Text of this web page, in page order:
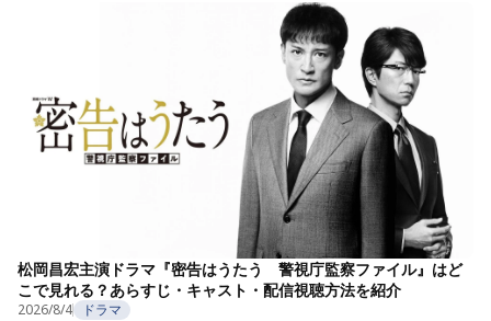
松岡昌宏主演ドラマ『密告はうたう 警視庁監察ファイル』はど
こで見れる？あらすじ・キャスト・配信視聴方法を紹介
2026/8/4 ドラマ